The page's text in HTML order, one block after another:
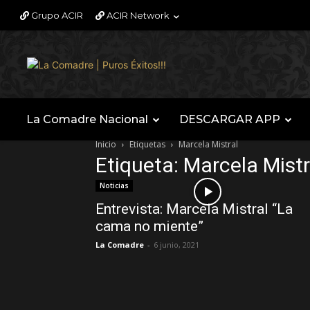
Grupo ACIR ACIR Network
La Comadre Nacional DESCARGAR APP
Inicio Etiquetas Marcela Mistral
Etiqueta: Marcela
Noticias
Entrevista: Marcela Mistral “La
cama no miente”
La Comadre - 6 junio, 2021